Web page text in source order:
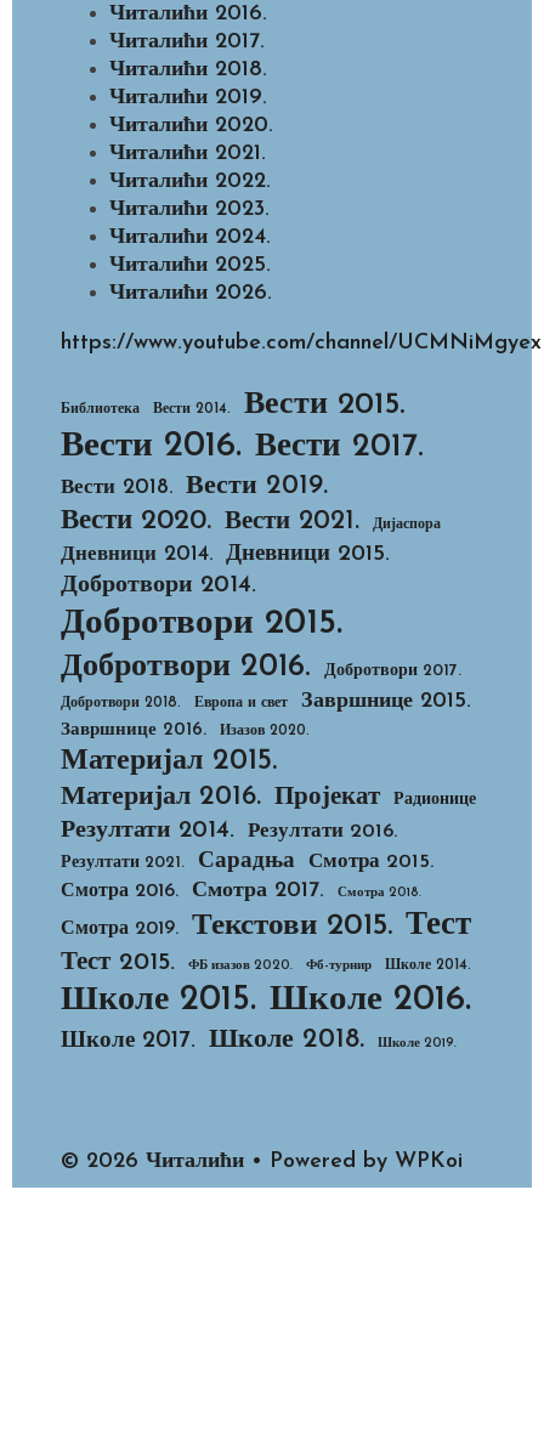
Читалићи 2016.
Читалићи 2017.
Читалићи 2018.
Читалићи 2019.
Читалићи 2020.
Читалићи 2021.
Читалићи 2022.
Читалићи 2023.
Читалићи 2024.
Читалићи 2025.
Читалићи 2026.
https://www.youtube.com/channel/
Библиотека Вести 2014. Вести 2015.
Вести 2016. Вести 2017.
Вести 2018. Вести 2019.
Вести 2020. Вести 2021. Дијаспора
Дневници 2014. Дневници 2015.
Добротвори 2014.
Добротвори 2015.
Добротвори 2016. Добротвори 2017.
Добротвори 2018. Европа и свет Завршнице 2015.
Завршнице 2016. Изазов 2020.
Материјал 2015.
Материјал 2016. Пројекат Радионице
Резултати 2014. Резултати 2016.
Резултати 2021. Сарадња
Смотра 2015.
Смотра 2016.
Смотра 2017. Смотра 2018.
Смотра 2019. Текстови 2015. Тест
Тест 2015. ФБ изазов 2020. Фб-турнир Школе 2014.
Школе 2015. Школе 2016.
Школе 2017. Школе 2018. Школе 2019.
© 2026 Читалићи • Powered by WPKoi